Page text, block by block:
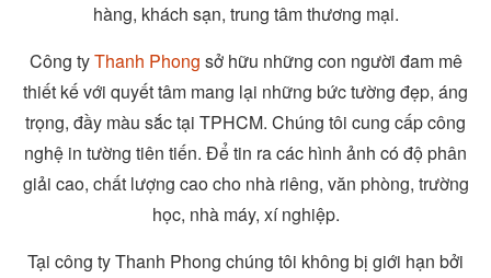
hàng, khách sạn, trung tâm thương mại.
Công tyThanh Phong sở hữu những con người đam mê
thiết kế với quyết tâm mang lại những bức tường đẹp, áng
trọng, đầy màu sắc tại TPHCM. Chúng tôi cung cấp công
nghệ in tường tiên tiến. Để tin ra các hình ảnh có độ phân
giải cao, chất lượng cao cho nhà riêng, văn phòng, trường
học, nhà máy, xí nghiệp.
Tại công ty Thanh Phong chúng tôi không bị giới hạn bởi